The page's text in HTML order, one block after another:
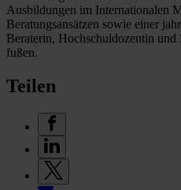
Ausbildungen im Internationalen
Beratungsansätzen sowie einer
Beraterin, Hochschuldozentin
fußen.
Teilen